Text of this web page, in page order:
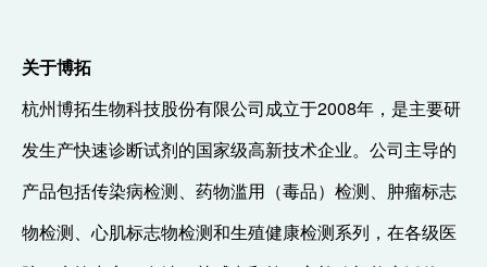
关于博拓
杭州博拓生物科技股份有限公司成立于2008年，是主要研
发生产快速诊断试剂的国家级高新技术企业。公司主导的
产品包括传染病检测、药物滥用（毒品）检测、肿瘤标志
物检测、心肌标志物检测和生殖健康检测系列，在各级医